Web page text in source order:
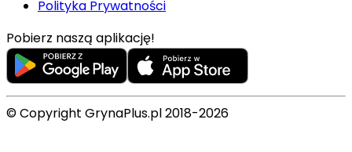
Polityka Prywatności
Pobierz naszą aplikację!
© Copyright GrynaPlus.pl 2018-2026